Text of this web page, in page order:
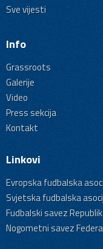
Sve vijesti
Info
Grassroots
Galerije
Video
Press sekcija
Kontakt
Linkovi
Evropska fudbalska
Svjetska fudbalska
Fudbalski savez
Nogometni savez